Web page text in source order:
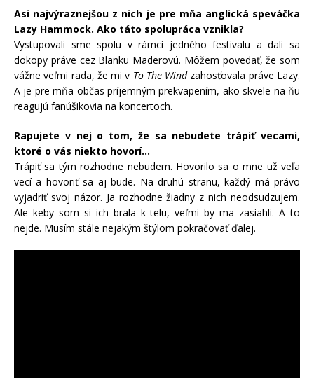
Asi najvýraznejšou z nich je pre mňa anglická speváčka
Lazy Hammock. Ako táto spolupráca vznikla?
Vystupovali sme spolu v rámci jedného festivalu a dali sa
dokopy práve cez Blanku Maderovú. Môžem povedať, že som
vážne veľmi rada, že mi v To The Windzahosťovala práve Lazy.
A je pre mňa občas príjemným prekvapením, ako skvele na ňu
reagujú fanúšikovia na koncertoch.
Rapujete v nej o tom, že sa nebudete trápiť vecami,
ktoré o vás niekto hovorí…
Trápiť sa tým rozhodne nebudem. Hovorilo sa o mne už veľa
vecí a hovoriť sa aj bude. Na druhú stranu, každý má právo
vyjadriť svoj názor. Ja rozhodne žiadny z nich neodsudzujem.
Ale keby som si ich brala k telu, veľmi by ma zasiahli. A to
nejde. Musím stále nejakým štýlom pokračovať ďalej.